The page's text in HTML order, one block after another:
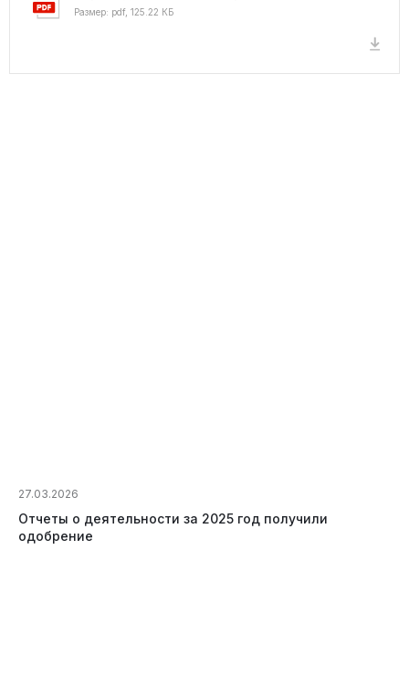
Размер: pdf, 125.22 КБ
27.03.2026
Отчеты о деятельности за 2025 год получили
одобрение